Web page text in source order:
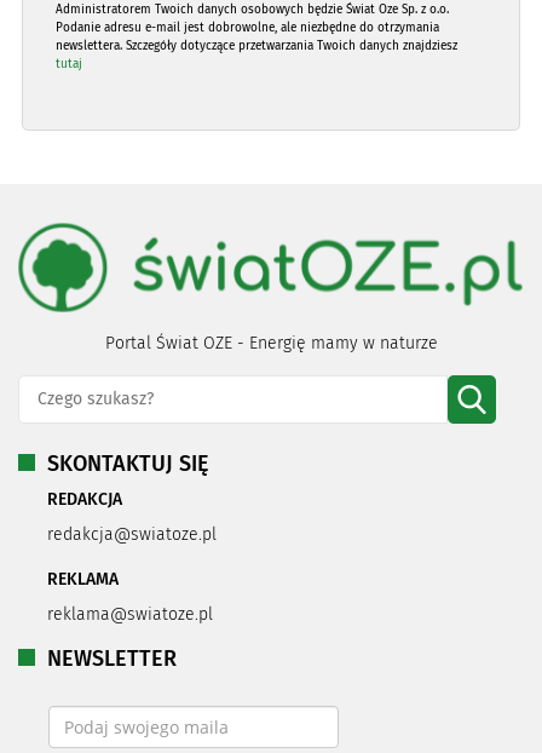
Administratorem Twoich danych osobowych będzie Świat Oze Sp. z o.o.
Podanie adresu e-mail jest dobrowolne, ale niezbędne do otrzymania
newslettera. Szczegóły dotyczące przetwarzania Twoich danych znajdziesz
tutaj
Portal Świat OZE - Energię mamy w naturze
SKONTAKTUJ SIĘ
REDAKCJA
redakcja@swiatoze.pl
REKLAMA
reklama@swiatoze.pl
NEWSLETTER